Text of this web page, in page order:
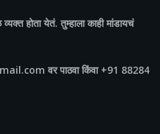
होता येतं. तुम्हाला काही मांडायचं
वर पाठवा किंवा +91 88284